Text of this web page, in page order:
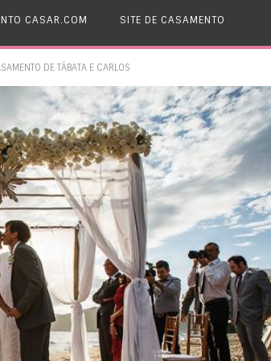
CASAR.COM SITE DE CASAMENTO
DE TÁBATA E CARLOS